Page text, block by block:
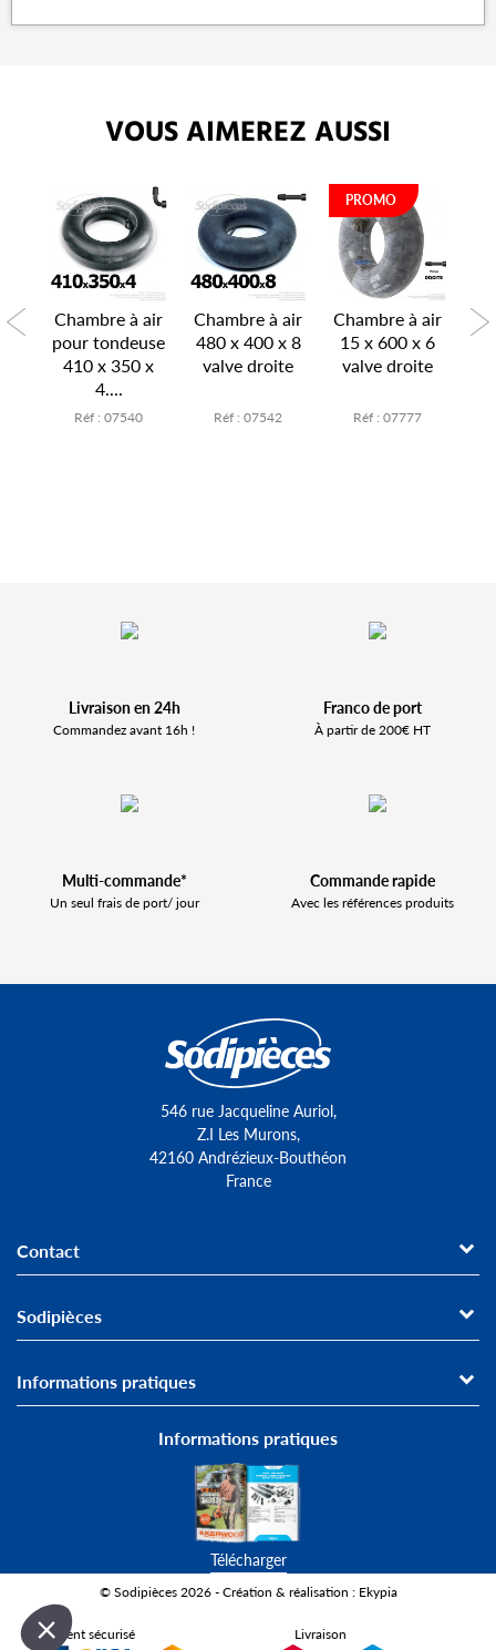
VOUS AIMEREZ AUSSI
Chambre à air
pour tondeuse
410 x 350 x
4....
Réf : 07540
Chambre à air
480 x 400 x 8
valve droite
Réf : 07542
Chambre à air
15 x 600 x 6
valve droite
Réf : 07777
PROMO
Livraison en 24h
Commandez avant 16h !
Franco de port
À partir de 200€ HT
Multi-commande*
Un seul frais de port/ jour
Commande rapide
Avec les références produits
546 rue Jacqueline Auriol,
Z.I Les Murons,
42160 Andrézieux-Bouthéon
France
Contact
Sodipièces
Informations pratiques
Informations pratiques
Télécharger
© Sodipièces 2026 - Création & réalisation : Ekypia
Paiement sécurisé Livraison